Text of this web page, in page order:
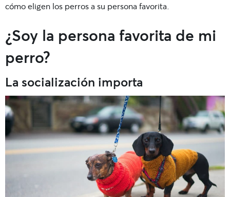
cómo eligen los perros a su persona favorita.
¿Soy la persona favorita de mi
perro?
La socialización importa